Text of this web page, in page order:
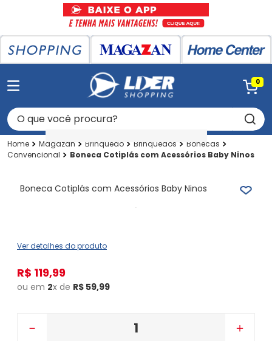
0
O que você procura?
Magazan Brinquedo Brinquedos
Bonecas
Convencional
Boneca Cotiplás com Acessórios Baby Ninos
Boneca Cotiplás com Acessórios Baby Ninos
Ver detalhes do produto
R$ 119,99
ou em 2x de R$ 59,99
＋
－